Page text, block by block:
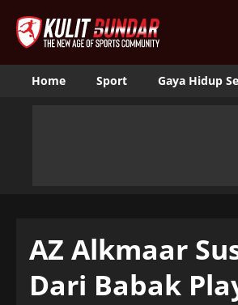
Home Sport Gaya Hidup
AZ Alkmaar
Dari Babak